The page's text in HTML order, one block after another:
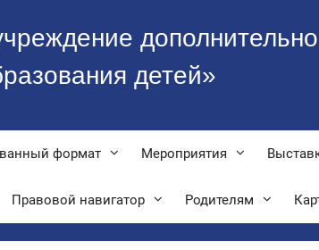
детей»
формат Мероприятия
Правовой навигатор Родителям